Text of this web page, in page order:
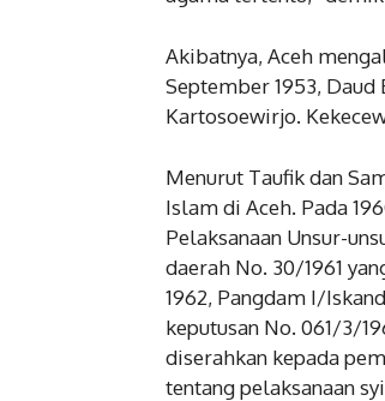
Akibatnya, Aceh
September 1953,
Kartosoewirjo.
Menurut Taufik dan
Islam di Aceh. Pada
Pelaksanaan Unsur-
daerah No. 30/1961
1962, Pangdam I/
keputusan No. 061/3/
diserahkan kepada
tentang pelaksanaan